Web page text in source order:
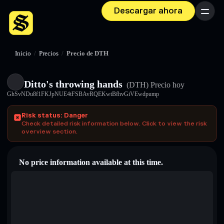
Descargar ahora Menú
Inicio / Precios / Precio de DTH
Ditto's throwing hands (DTH) Precio hoy
GhSvNDu8f1FKJpNUE4tFSBAvRQEKwtBfhvGiVEwdpump
Risk status: Danger
Check detailed risk information below. Click to view the risk
overview section.
No price information available at this time.